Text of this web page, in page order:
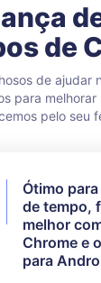
de
de ajudar
para
pelo seu
Ótimo
de tempo,
melhor
Chrome e
para
Eu não
recursos
para as